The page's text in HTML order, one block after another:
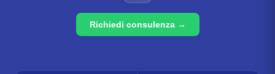
Richiedi consulenza →